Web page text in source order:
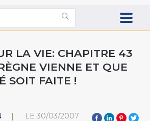
LA VIE: CHAPITRE 43
VIENNE ET QUE
SOIT FAITE !
LE 30/03/2007